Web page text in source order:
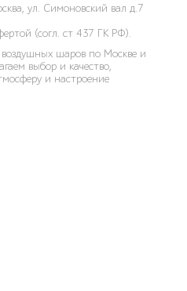
ул. Симоновский вал д.7
(согл. ст 437 ГК РФ).
шаров по Москве и
выбор и качество,
и настроение